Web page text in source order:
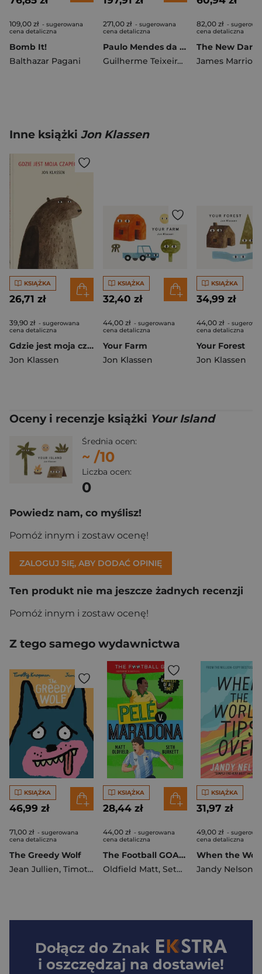
109,00 zł - sugerowana
cena detaliczna
Bomb It!
Balthazar Pagani
271,00 zł - sugerowana
cena detaliczna
Paulo Mendes da Rocha. The Architecture of Possibility
Guilherme Teixeira Wisnik
82,00 zł -
cena detaliczna
James Marriott
Inne książki Jon Klassen
KSIĄŻKA
26,71 zł
39,90 zł - sugerowana
cena detaliczna
Gdzie jest moja czapeczka?
Jon Klassen
KSIĄŻKA
32,40 zł
44,00 zł - sugerowana
cena detaliczna
Your Farm
Jon Klassen
KSIĄŻKA
34,99 zł
44,00 zł -
cena detaliczna
Your Forest
Jon Klassen
Oceny i recenzje książki Your Island
Średnia ocen:
~ /10
Liczba ocen:
0
Powiedz nam, co myślisz!
Pomóż innym i zostaw ocenę!
ZALOGUJ SIĘ, ABY DODAĆ OPINIĘ
Ten produkt nie ma jeszcze żadnych recenzji
Pomóż innym i zostaw ocenę!
Z tego samego wydawnictwa
KSIĄŻKA
46,99 zł
71,00 zł - sugerowana
cena detaliczna
The Greedy Wolf
Jean Jullien, Timothy Knapman
KSIĄŻKA
28,44 zł
44,00 zł - sugerowana
cena detaliczna
The Football GOAT. Pele v. Maradona
Oldfield Matt, Seth Burkett
KSIĄŻKA
31,97 zł
49,00 zł -
cena detaliczna
Jandy Nelson
Dołącz do Znak
i oszczędzaj na dostawie!